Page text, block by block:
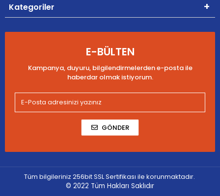
Kategoriler
E-BÜLTEN
Kampanya, duyuru, bilgilendirmelerden e-posta ile
haberdar olmak istiyorum.
GÖNDER
Tüm bilgileriniz 256bit SSL Sertifikası ile korunmaktadır.
© 2022 Tüm Hakları Saklıdır